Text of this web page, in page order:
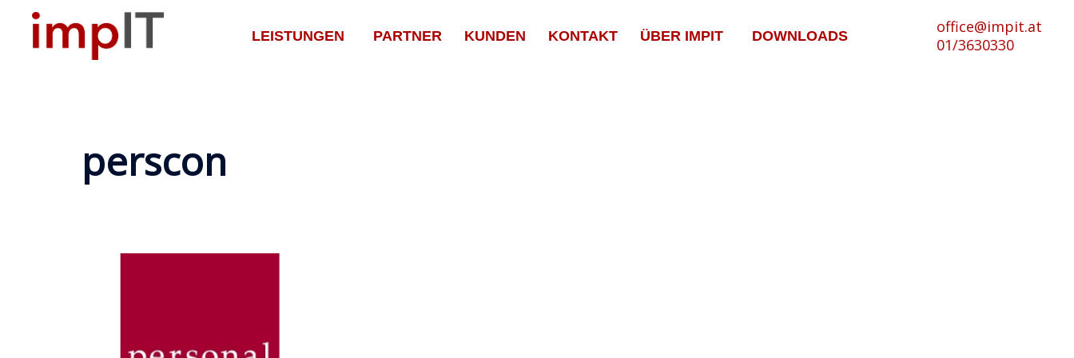
springen
LEISTUNGEN PARTNER KUNDEN KONTAKT ÜBER IMPIT DOWNLOADS
office@impit.at
01/3630330
perscon